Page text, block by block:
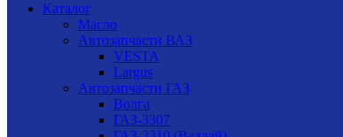
Каталог
Масло
Автозапчасти ВАЗ
VESTA
Largus
Автозапчасти ГАЗ
Волга
ГАЗ-3307